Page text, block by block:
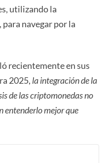
utilizando la
navegar por la
recientemente en sus
2025, la integración de la
de las criptomonedas no
entenderlo mejor que